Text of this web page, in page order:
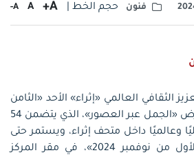
فنون حجم الخط | A+
A
A-
الثقافي العالمي «إثراء» الأحد «الثامن
من سبتمبر 2024»، معرض «الجمل عبر العصور»، الذي يتضمن 54
38 فنانًا محليًا وعالميًا داخل متحف إثراء، ويستمر حتى
29 ربيع الآخر 1446 «الأول من نوفمبر 2024»، في مقر المركز